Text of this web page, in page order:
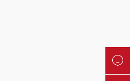
